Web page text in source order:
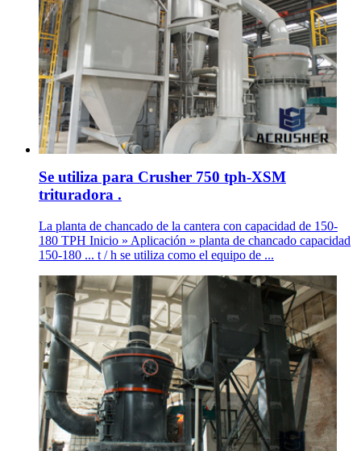
Se utiliza para Crusher 750 tph-XSM
trituradora .
La planta de chancado de la cantera con capacidad de 150-
180 TPH Inicio » Aplicación » planta de chancado capacidad
150-180 ... t / h se utiliza como el equipo de ...